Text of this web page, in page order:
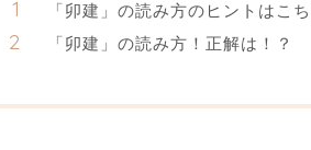
「卯建」の読み方のヒントはこ
「卯建」の読み方！正解は！？